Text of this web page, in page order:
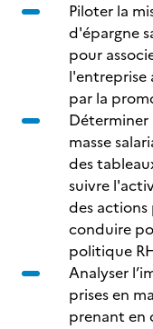
Piloter la
d'épargne
pour
l'entreprise
par la
Déterminer
masse
des
suivre
des
conduire
politique
Analyser
prises en
prenant en